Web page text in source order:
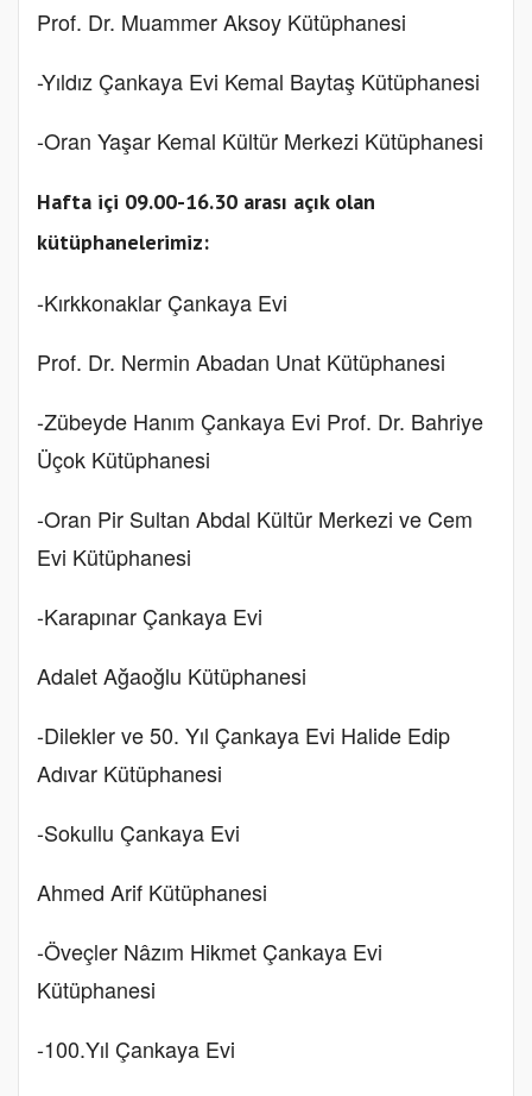
Prof. Dr. Muammer Aksoy Kütüphanesi
-Yıldız Çankaya Evi Kemal Baytaş Kütüphanesi
-Oran Yaşar Kemal Kültür Merkezi Kütüphanesi
Hafta içi 09.00-16.30 arası açık olan
kütüphanelerimiz:
-Kırkkonaklar Çankaya Evi
Prof. Dr. Nermin Abadan Unat Kütüphanesi
-Zübeyde Hanım Çankaya Evi Prof. Dr. Bahriye
Üçok Kütüphanesi
-Oran Pir Sultan Abdal Kültür Merkezi ve Cem
Evi Kütüphanesi
-Karapınar Çankaya Evi
Adalet Ağaoğlu Kütüphanesi
-Dilekler ve 50. Yıl Çankaya Evi Halide Edip
Adıvar Kütüphanesi
-Sokullu Çankaya Evi
Ahmed Arif Kütüphanesi
-Öveçler Nâzım Hikmet Çankaya Evi
Kütüphanesi
-100.Yıl Çankaya Evi